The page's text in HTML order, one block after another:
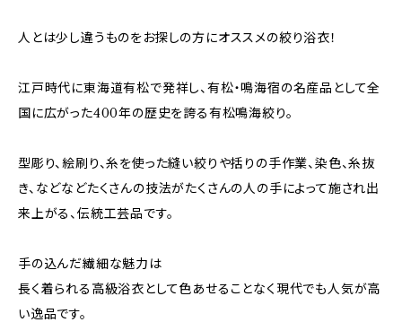
人とは少し違うものをお探しの方にオススメの絞り浴衣！
江戸時代に東海道有松で発祥し、有松・鳴海宿の名産品として全
国に広がった400年の歴史を誇る有松鳴海絞り。
型彫り、絵刷り、糸を使った縫い絞りや括りの手作業、染色、糸抜
き、などなどたくさんの技法がたくさんの人の手によって施され出
来上がる、伝統工芸品です。
手の込んだ繊細な魅力は
長く着られる高級浴衣として色あせることなく現代でも人気が高
い逸品です。